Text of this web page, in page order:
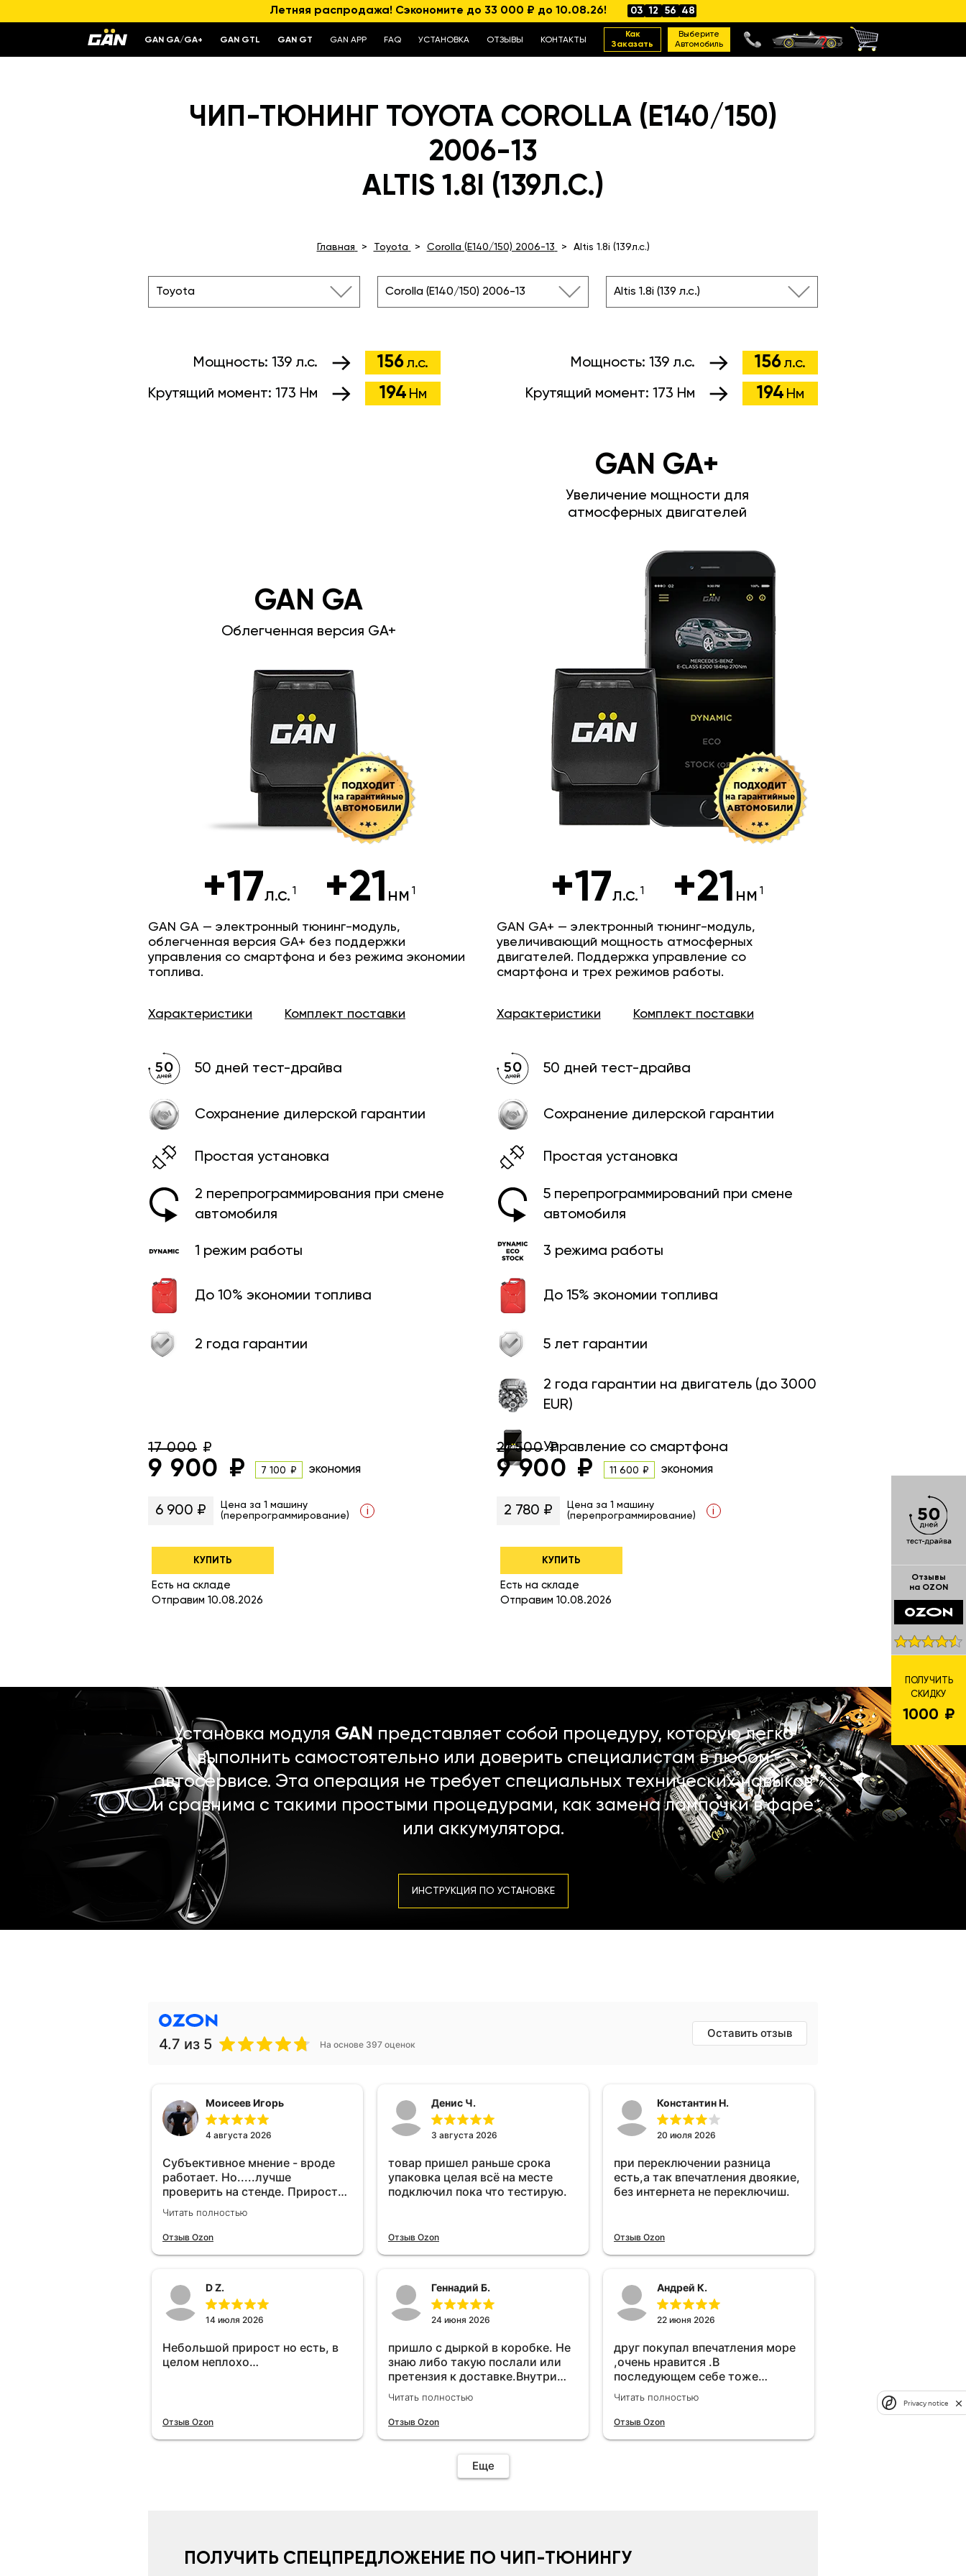
Летняя распродажа! Сэкономите до 33 000 ₽ до 10.08.26! 03 12 56 47
GAN GA/GA+ GAN GTL GAN GT GAN APP FAQ УСТАНОВКА ОТЗЫВЫ КОНТАКТЫ
Как
Заказать
Выберите
Автомобиль
ЧИП-ТЮНИНГ TOYOTA COROLLA (E140/150)
2006-13
ALTIS 1.8I (139Л.С.)
Главная Toyota Corolla (E140/150) 2006-13 Altis 1.8i (139л.с.)
Toyota Corolla (E140/150) 2006-13 Altis 1.8i (139 л.с.)
Мощность: 139 л.с. 156 л.с.
Крутящий момент: 173 Нм 194 Нм
Мощность: 139 л.с. 156 л.с.
Крутящий момент: 173 Нм 194 Нм
GAN GA+
Увеличение мощности для
атмосферных двигателей
+17л.с. +21 нм
GAN GA+ — электронный тюнинг-модуль,
увеличивающий мощность атмосферных
двигателей. Поддержка управление со
смартфона и трех режимов работы.
Характеристики Комплект поставки
50 дней тест-драйва
Сохранение дилерской гарантии
Простая установка
5 перепрограмми­рований при смене
автомобиля
3 режима работы
До 15% экономии топлива
5 лет гарантии
2 года гарантии на двигатель (до 3000
EUR)
Управление со смартфона
21 500
9 900 11 600 экономия
2 780 ₽
Цена за 1 машину
(перепрограммирование)
i
КУПИТЬ
Есть на складе
Отправим 10.08.2026
GAN GA
Облегченная версия GA+
+17л.с. +21 нм
GAN GA — электронный тюнинг-модуль,
облегченная версия GA+ без поддержки
управления со смартфона и без режима экономии
топлива.
Характеристики Комплект поставки
50 дней тест-драйва
Сохранение дилерской гарантии
Простая установка
2 перепрограмми­рования при смене
автомобиля
1 режим работы
До 10% экономии топлива
2 года гарантии
17 000
9 900 7 100 экономия
6 900 ₽
Цена за 1 машину
(перепрограммирование)
i
КУПИТЬ
Есть на складе
Отправим 10.08.2026
Установка модуля GAN представляет собой процедуру, которую легко
выполнить самостоятельно или доверить специалистам в любом
автосервисе. Эта операция не требует специальных технических навыков
и сравнима с такими простыми процедурами, как замена лампочки в фаре
или аккумулятора.
ИНСТРУКЦИЯ ПО УСТАНОВКЕ
4.7 из 5 На основе 397 оценок
Оставить отзыв
Моисеев Игорь
4 августа 2026
Субъективное мнение - вроде
работает. Но.....лучше
проверить на стенде. Прирост
10-12% "на глаз" уловить очень
сложно. Покатаюсь, потом
отключу и посмотрю, что будет
Читать полностью
Отзыв Ozon
Денис Ч.
3 августа 2026
товар пришел раньше срока
упаковка целая всё на месте
подключил пока что тестирую.
Отзыв Ozon
Константин Н.
20 июля 2026
при переключении разница
есть,а так впечатления двоякие,
без интернета не переключиш.
Отзыв Ozon
D Z.
14 июля 2026
Небольшой прирост но есть, в
целом неплохо…
Отзыв Ozon
Геннадий Б.
24 июня 2026
пришло с дыркой в коробке. Не
знаю либо такую послали или
претензия к доставке.Внутри
вроде всё цело. С первого раза
установить не получается не
знаю может интернет дурит.
отзыв.Дополняю отзыв для
установки необходимо
устройства дополню позже ещё
не проехал 120 км.Дополняю
Читать полностью
Отзыв Ozon
Андрей К.
22 июня 2026
друг покупал впечатления море
,очень нравится .В
последующем себе тоже
приобрел.Реально прибавляет
мощности!
Читать полностью
Отзыв Ozon
Еще
ПОЛУЧИТЬ СПЕЦПРЕДЛОЖЕНИЕ ПО ЧИП-ТЮНИНГУ
Отзывы
на OZON
ПОЛУЧИТЬ
СКИДКУ
1000
Privacy notice